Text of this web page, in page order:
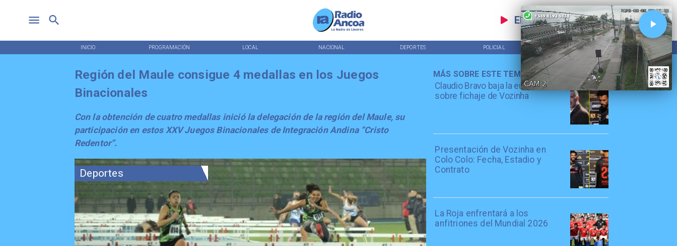
EN VIVO
INICIO PROGRAMACIÓN LOCAL NACIONAL DEPORTES POLICIAL TENDENCIAS
Deportes
Claudio Bravo baja la euforia
sobre fichaje de Vozinha
Presentación de Vozinha en
Colo Colo: Fecha, Estadio y
Contrato
La Roja enfrentará a los
anfitriones del Mundial 2026
MÁS SOBRE ESTE TEMA
Región del Maule consigue 4 medallas en los Juegos
Binacionales
​Con la obtención de cuatro medallas inició la delegación de la región del Maule, su
participación en estos XXV Juegos Binacionales de Integración Andina “Cristo
Redentor”.